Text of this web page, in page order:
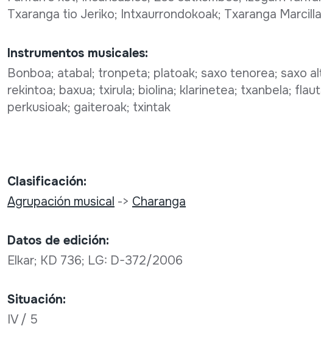
Txaranga tio Jeriko; Intxaurrondokoak; Txaranga
Instrumentos musicales:
Bonboa; atabal; tronpeta; platoak; saxo tenorea; saxo
rekintoa; baxua; txirula; biolina; klarinetea; txanbela;
perkusioak; gaiteroak; txintak
Clasificación:
Agrupación musical -> Charanga
Datos de edición:
Elkar; KD 736; LG: D-372/2006
Situación:
IV / 5